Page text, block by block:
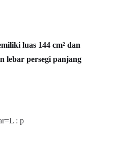
luas 144 cm² dan
lebar persegi panjang
: p